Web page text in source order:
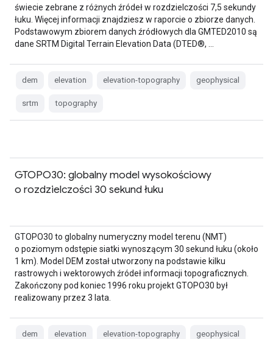
świecie zebrane z różnych źródeł w rozdzielczości 7,5 sekundy
łuku. Więcej informacji znajdziesz w raporcie o zbiorze danych.
Podstawowym zbiorem danych źródłowych dla GMTED2010 są
dane SRTM Digital Terrain Elevation Data (DTED®, …
dem elevation elevation-topography geophysical
srtm topography
GTOPO30: globalny model wysokościowy
o rozdzielczości 30 sekund łuku
GTOPO30 to globalny numeryczny model terenu (NMT)
o poziomym odstępie siatki wynoszącym 30 sekund łuku (około
1 km). Model DEM został utworzony na podstawie kilku
rastrowych i wektorowych źródeł informacji topograficznych.
Zakończony pod koniec 1996 roku projekt GTOPO30 był
realizowany przez 3 lata.
dem elevation elevation-topography geophysical